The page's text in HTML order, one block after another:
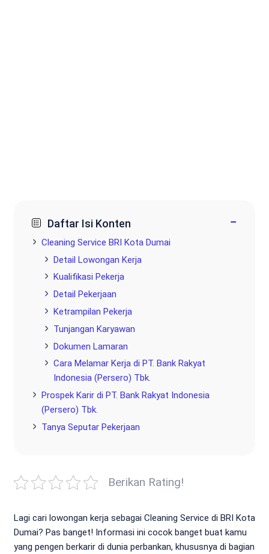
Daftar Isi Konten −
Cleaning Service BRI Kota Dumai
Detail Lowongan Kerja
Kualifikasi Pekerja
Detail Pekerjaan
Ketrampilan Pekerja
Tunjangan Karyawan
Dokumen Lamaran
Cara Melamar Kerja di PT. Bank Rakyat
Indonesia (Persero) Tbk.
Prospek Karir di PT. Bank Rakyat Indonesia
(Persero) Tbk.
Tanya Seputar Pekerjaan
Berikan Rating!
Lagi cari lowongan kerja sebagai Cleaning Service di BRI Kota
Dumai? Pas banget! Informasi ini cocok banget buat kamu
yang pengen berkarir di dunia perbankan, khususnya di bagian